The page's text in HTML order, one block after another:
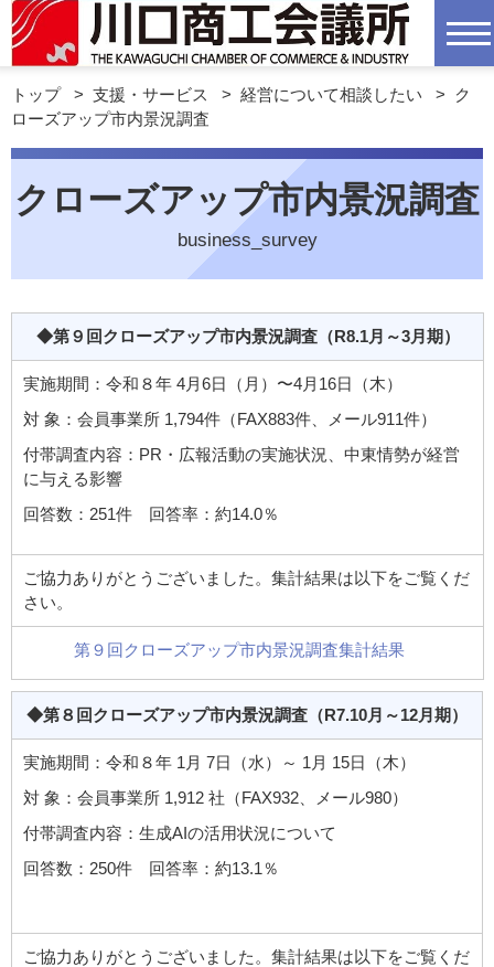
トップ> 支援・サービス > 経営について相談したい >
ク
ローズアップ市内景況調査
クローズアップ市内景況調査
business_survey
◆第９回クローズアップ市内景況調査（R8.1月～3月期）
実施期間：令和８年 4月6日（月）〜4月16日（木）
対 象：会員事業所 1,794件（FAX883件、メール911件）
付帯調査内容：PR・広報活動の実施状況、中東情勢が経営
に与える影響
回答数：251件 回答率：約14.0％
ご協力ありがとうございました。集計結果は以下をご覧くだ
さい。
第９回クローズアップ市内景況調査集計結果
◆第８回クローズアップ市内景況調査 （R7.10月～12月期）
実施期間：令和８年 1月 7日（水）～ 1月 15日（木）
対 象：会員事業所 1,912 社（FAX932、メール980）
付帯調査内容：生成AIの活用状況について
回答数：250件 回答率：約13.1％
ご協力ありがとうございました。集計結果は以下をご覧くだ